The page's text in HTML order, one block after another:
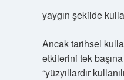
yaygın şekilde
Ancak tarihsel
etkilerini tek
“yüzyıllardır